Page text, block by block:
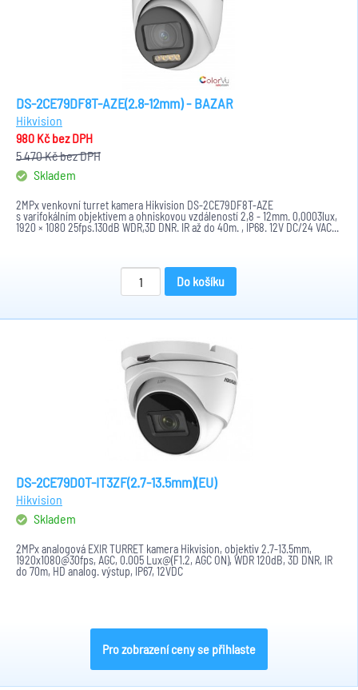
DS-2CE79DF8T-AZE(2.8-12mm) - BAZAR
Hikvision
980 Kčbez DPH
5 470 Kčbez DPH
Skladem
2MPx venkovní turret kamera Hikvision DS-2CE79DF8T-AZE
s varifokálním objektivem a ohniskovou vzdáleností 2,8 - 12mm. 0,0003lux,
1920 × 1080 25fps.130dB WDR,3D DNR. IR až do 40m. , IP68. 12V DC/24 VAC...
Do košíku
DS-2CE79D0T-IT3ZF(2.7-13.5mm)(EU)
Hikvision
Skladem
2MPx analogová EXIR TURRET kamera Hikvision, objektiv 2.7-13.5mm,
1920x1080@30fps, AGC, 0.005 Lux@(F1.2, AGC ON), WDR 120dB, 3D DNR, IR
do 70m, HD analog. výstup, IP67, 12VDC
Pro zobrazení ceny se přihlaste